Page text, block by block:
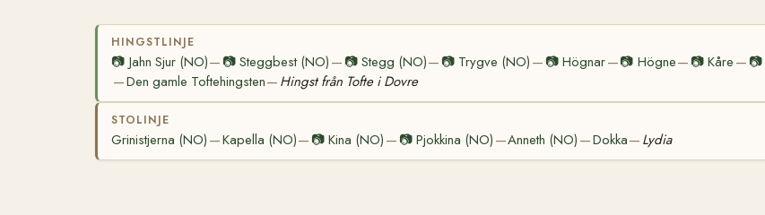
HINGSTLINJE
📷 Jahn Sjur (NO)— 📷Steggbest (NO) — 📷 Stegg (NO)— 📷 Trygve (NO) — 📷Högnar—📷 Högne— 📷Kåre — 📷
—Den gamle Toftehingsten— Hingst från Tofte i Dovre
STOLINJE
Grinistjerna (NO) —Kapella (NO)— 📷Kina (NO) — 📷Pjokkina (NO) —Anneth (NO) —Dokka— Lydia